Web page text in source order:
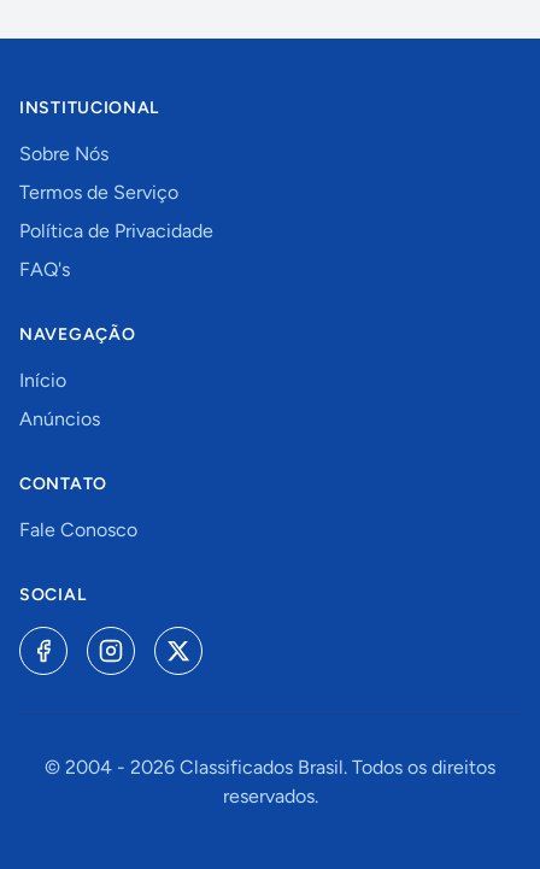
INSTITUCIONAL
Sobre Nós
Termos de Serviço
Política de Privacidade
FAQ's
NAVEGAÇÃO
Início
Anúncios
CONTATO
Fale Conosco
SOCIAL
© 2004 - 2026 Classificados Brasil. Todos os direitos
reservados.